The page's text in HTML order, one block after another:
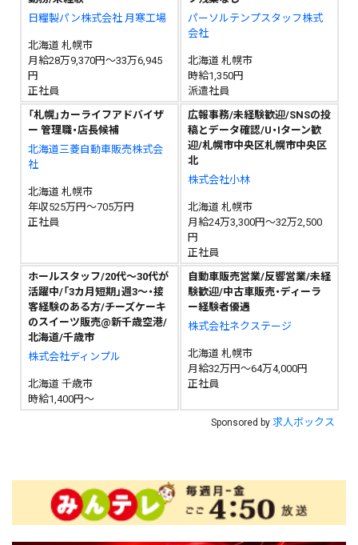
日糧製パン株式会社 月寒工場
北海道 札幌市
月給28万9,370円～33万6,945
円
正社員
パーソルテンプスタッフ株式
会社
北海道 札幌市
時給1,350円
派遣社員
「札幌」カーライフアドバイザ
ー 管理職・店長候補
北海道三菱自動車販売株式会
社
北海道 札幌市
年収525万円～705万円
正社員
広報事務/未経験歓迎/SNSの投
稿とデータ確認/U・Iターン歓
迎/札幌市中央区札幌市中央区
北
株式会社小林
北海道 札幌市
月給24万3,300円～32万2,500
円
正社員
ホールスタッフ/20代～30代が
活躍中/「3カ月短期」週3～・接
客経験のある方/チーズケーキ
のスイーツ販売@新千歳空港/
北海道/千歳市
株式会社ディンプル
北海道 千歳市
時給1,400円～
自動車販売営業/反響営業/未経
験歓迎/中古車販売・ディーラ
ー経験者優遇
株式会社ネクステージ
北海道 札幌市
月給32万円～64万4,000円
正社員
Sponsored by 求人ボックス